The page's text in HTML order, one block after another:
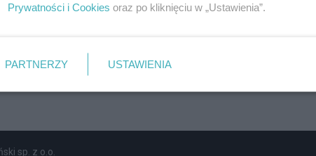
sp. z o.o.
Prywatności i Cookies oraz po kliknięciu w „Ustawienia”.
PARTNERZY USTAWIENIA